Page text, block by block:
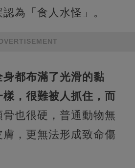
為「食人水怪」。
身都布滿了光滑的黏
，很難被人抓住，而
骨也很硬，普通動物無
，更無法形成致命傷